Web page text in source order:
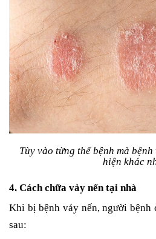
Tùy vào từng thể bệnh mà
hiện khác
4. Cách chữa vảy nến tại nhà
Khi bị bệnh vảy nến, người bệnh
sau: